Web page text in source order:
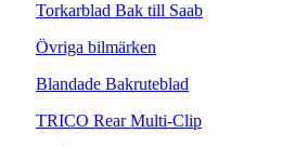
Torkarblad Bak till Saab
Övriga bilmärken
Blandade Bakruteblad
TRICO Rear Multi-Clip